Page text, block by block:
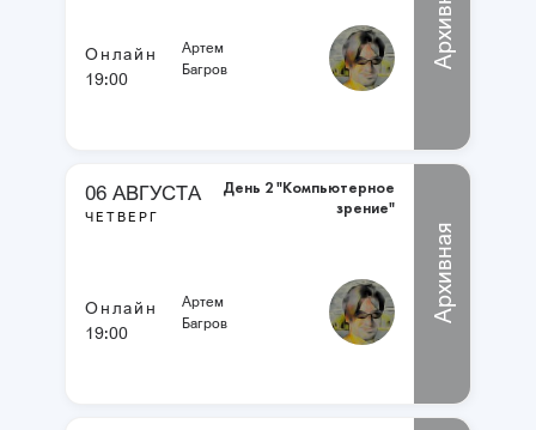
Онлайн
19:00
Артем
Багров
06 АВГУСТА
ЧЕТВЕРГ
День 2 "Компьютерное
зрение"
Онлайн
19:00
Артем
Багров
Архивная